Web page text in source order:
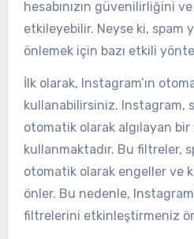
hesabınızın güvenilirliğini
etkileyebilir. Neyse ki, spam
önlemek için bazı etkili
İlk olarak, Instagram’ın
kullanabilirsiniz. Instagram,
otomatik olarak algılayan
kullanmaktadır. Bu filtreler,
otomatik olarak engeller ve
önler. Bu nedenle,
filtrelerini etkinleştirmeniz